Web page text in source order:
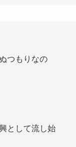
つもりなの
として流し始